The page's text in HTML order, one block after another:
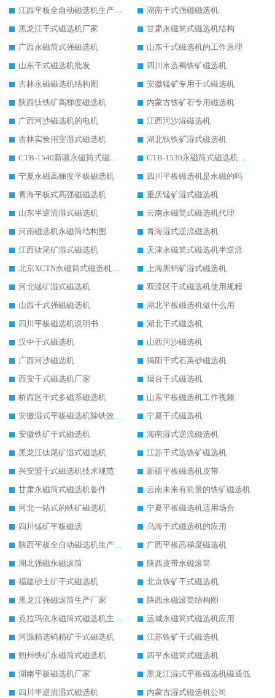
江西平板全自动磁选机生产厂家
湖南干式强磁磁选机
黑龙江干式磁选机厂家
甘肃永磁筒式磁选机结构
广西永磁筒式强磁选机
山东干式磁选机的工作原理
山东干式磁选机批发
四川水选褐铁矿磁选机
吉林永磁磁选机结构图
安徽锰矿专用干式磁选机
陕西钛铁矿高梯度磁选机
内蒙古铁矿石专用磁选机
广西河沙磁选机的电机
江西河沙湿磁选机
吉林实验用室湿式磁选机
湖北钛铁矿湿式磁选机
CTB-1540新疆永磁筒式磁选机
CTB-1530永磁筒式磁选机代理商
宁夏永磁高梯度平板磁选机
四川平板磁选机是永磁的吗
青海平板式高强磁磁选机
重庆锰矿湿式磁选机
山东半逆流湿式磁选机
云南永磁筒式磁选机代理
河南磁选机永磁筒结构图
青海湿式逆流磁选机
江西钛尾矿湿式磁选机
天津永磁筒式磁选机半逆流
北京XCTN永磁筒式磁选机磁块位置
上海黑钨矿湿式磁选机
河北锰矿湿式磁选机
双滦区干式磁选机使用规程
山西干式强磁磁选机
湖北平板磁选机做什么用
四川平板磁选机说明书
湖北干式磁选机
汉中干式磁选机
山西河沙磁选机
广西河沙磁选机
揭阳干式石英砂磁选机
西安干式磁选机厂家
烟台干式磁选机
桥西区干式多磁系磁选机
山东平板磁选机工作视频
安徽湿式平板磁选机除铁效果怎么样
宁夏干式磁选机
安徽铁矿干式磁选机
海南湿式逆流磁选机
黑龙江钛尾矿湿式磁选机
江苏干式选铁矿磁选机
兴安盟干式磁选机技术规范
新疆平板磁选机皮带
甘肃永磁筒式磁选机备件
云南未来有前景的铁矿磁选机
河北一站式的铁矿磁选机
宁夏平板磁选机适用场合
四川锰矿平板磁选
乌海干式磁选机的应用
陕西平板全自动磁选机生产厂家
广西平板高梯度磁选机
湖北强磁永磁滚筒
陕西皮带永磁滚筒
福建砂土矿干式磁选机
北京铁矿干式磁选机
黑龙江强磁滚筒生产厂家
陕西永磁滚筒结构图
克拉玛依永磁筒式磁选机主要技术参数
运城永磁筒式磁选机应用
河源精选钨精矿干式磁选机
江苏铁矿干式磁选机
朔州铁矿永磁筒式磁选机
四平永磁筒式磁选机
湖南平板磁选机厂家
黑龙江湿式平板磁选机磁通低
四川半逆流湿式磁选机
内蒙古湿式磁选机公司